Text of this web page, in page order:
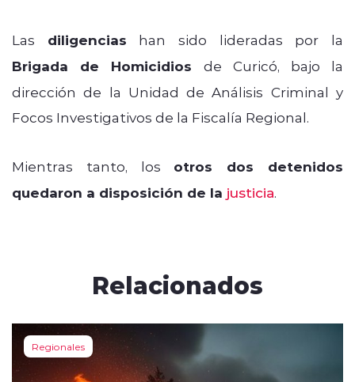
Las diligencias han sido lideradas por la
Brigada de Homicidios de Curicó, bajo la
dirección de la Unidad de Análisis Criminal y
Focos Investigativos de la Fiscalía Regional.
Mientras tanto, los otros dos detenidos
quedaron a disposición de la justicia.
Relacionados
Regionales